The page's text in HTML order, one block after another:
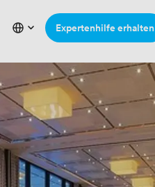
Expertenhilfe erhalten